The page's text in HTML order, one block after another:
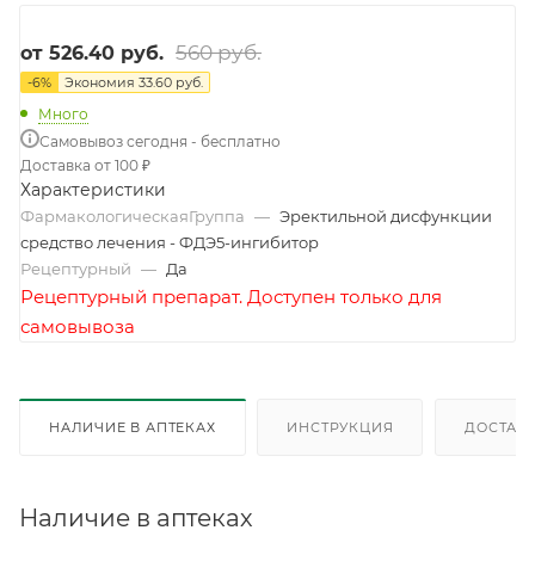
от 526.40 руб. 560 руб.
-6% Экономия 33.60 руб.
Много
Самовывоз сегодня - бесплатно
Доставка от 100 ₽
Характеристики
ФармакологическаяГруппа — Эректильной дисфункции
средство лечения - ФДЭ5-ингибитор
Рецептурный — Да
Рецептурный препарат. Доступен только для
самовывоза
НАЛИЧИЕ В АПТЕКАХ ИНСТРУКЦИЯ
Наличие в аптеках